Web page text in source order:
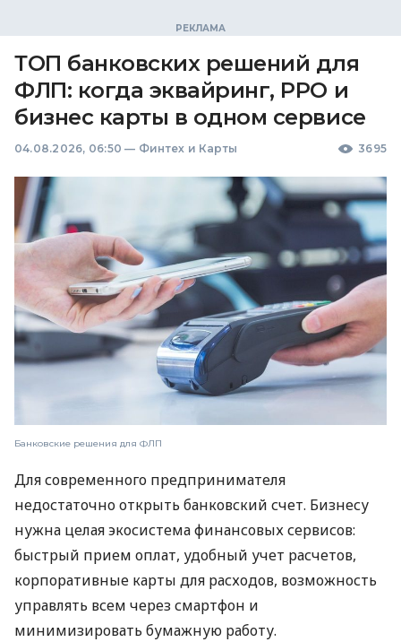
ТОП банковских решений для
ФЛП: когда эквайринг, РРО и
бизнес карты в одном сервисе
04.08.2026, 06:50 — Финтех и Карты 3695
Банковские решения для ФЛП
Для современного предпринимателя
недостаточно открыть банковский счет. Бизнесу
нужна целая экосистема финансовых сервисов:
быстрый прием оплат, удобный учет расчетов,
корпоративные карты для расходов, возможность
управлять всем через смартфон и
минимизировать бумажную работу.